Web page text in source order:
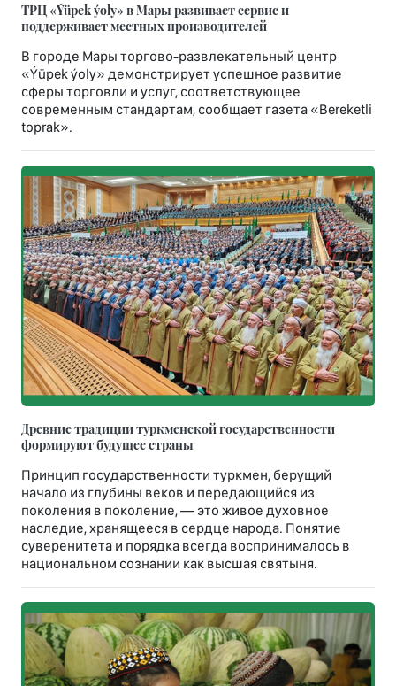
ТРЦ «Ýüpek ýoly» в Мары развивает сервис и
поддерживает местных производителей
В городе Мары торгово-развлекательный центр
«Ýüpek ýoly» демонстрирует успешное развитие
сферы торговли и услуг, соответствующее
современным стандартам, сообщает газета «Bereketli
toprak».
Древние традиции туркменской государственности
формируют будущее страны
Принцип государственности туркмен, берущий
начало из глубины веков и передающийся из
поколения в поколение, — это живое духовное
наследие, хранящееся в сердце народа. Понятие
суверенитета и порядка всегда воспринималось в
национальном сознании как высшая святыня.